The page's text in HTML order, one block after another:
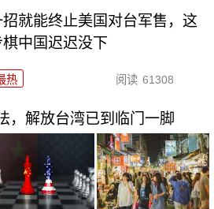
招就能终止美国对台军售，这
棋中国迟迟没下
热 阅读 61308
，解放台湾已到临门一脚